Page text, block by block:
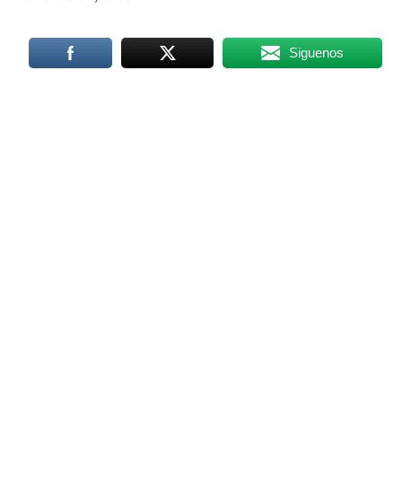
Siguenos